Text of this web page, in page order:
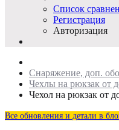
Список
Регистрация
Авторизация
Снаряжение, доп.
Чехлы на рюкзак от
Чехол на рюкзак от
Все обновления и детали в